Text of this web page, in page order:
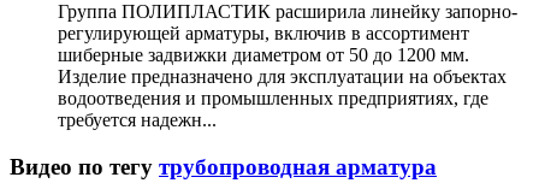
Группа ПОЛИПЛАСТИК расширила линейку запорно-
регулирующей арматуры, включив в ассортимент
шиберные задвижки диаметром от 50 до 1200 мм.
Изделие предназначено для эксплуатации на объектах
водоотведения и промышленных предприятиях, где
требуется надежн...
Видео по тегу трубопроводная арматура